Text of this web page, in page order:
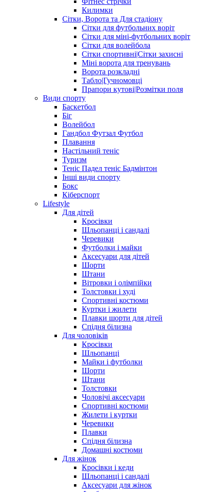
Килимки
Сітки, Ворота та Для стадіону
Сітки для футбольних воріт
Сітки для міні-футбольних воріт
Сітки для волейбола
Сітки спортивні|Cітки захисні
Міні ворота для тренувань
Ворота розкладні
Табло|Гучномовці
Прапори кутові|Розмітки поля
Види спорту
Баскетбол
Біг
Волейбол
Гандбол Футзал Футбол
Плавання
Настільний теніс
Туризм
Теніс Падел теніс Бадмінтон
Інші види спорту
Бокс
Кіберспорт
Lifestyle
Для дітей
Кросівки
Шльопанці і сандалі
Черевики
Футболки і майки
Аксесуари для дітей
Шорти
Штани
Вітровки і олімпійки
Толстовки і худі
Спортивні костюми
Куртки і жилети
Плавки шорти для дітей
Спідня білизна
Для чоловіків
Кросівки
Шльопанці
Майки і футболки
Шорти
Штани
Толстовки
Чоловічі аксесуари
Спортивні костюми
Жилети і куртки
Черевики
Плавки
Спідня білизна
Домашні костюми
Для жінок
Кросівки і кеди
Шльопанці і сандалі
Аксесуари для жінок